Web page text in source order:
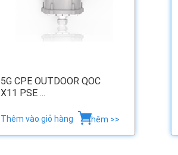
5G CPE OUTDOOR QOC
X11 PSE ...
Thêm vào giỏ hàng thêm >>